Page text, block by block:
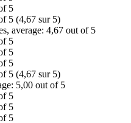
(4,67 sur 5)
(4,67 sur 5)